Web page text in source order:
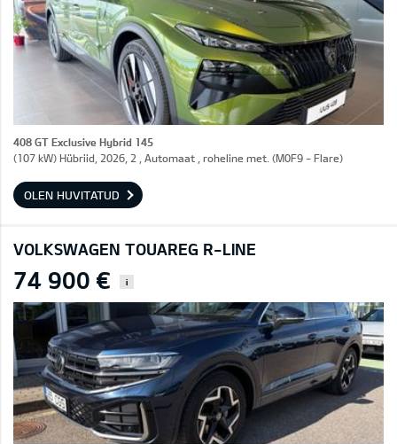
408 GT Exclusive Hybrid 145
(107 kW) Hübriid, 2026, 2 , Automaat , roheline met. (M0F9 - Flare)
OLEN HUVITATUD
VOLKSWAGEN TOUAREG R-LINE
74 900 € i